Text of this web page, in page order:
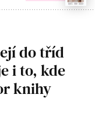
do tříd
i to, kde
knihy